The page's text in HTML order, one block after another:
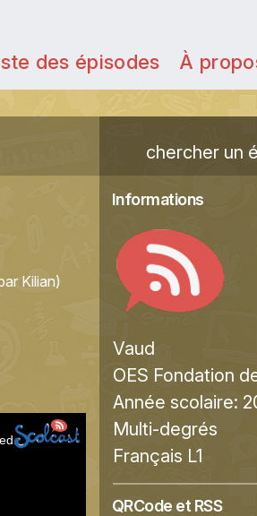
des épisodes À
chercher un
Kilian)
Informations
Vaud
OES Fondation
Année scolaire:
Multi-degrés
Français L1
QRCode et RSS